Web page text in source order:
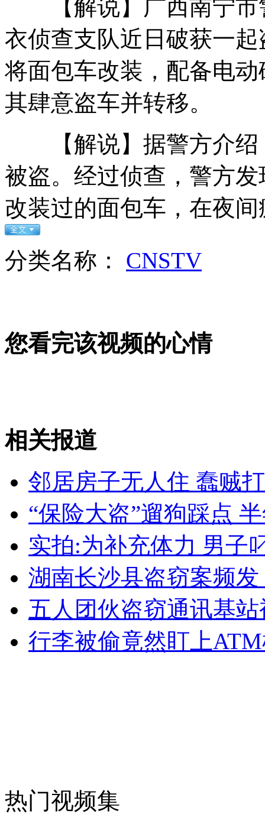
监拍云南彝良地震四川商场震感强烈
云贵交界5.7级地震已致43人遇难
王在希：望两岸携手捍卫钓鱼岛主权
山西运城恶犬咬伤多人 警民合力深夜将其击毙
外交部：有关国家言论片面不公正
安徽一实载49人客车翻车
走！跟着总书记去植树
消防员救轻生者 花炮节热闹非凡 减压"枕头大战"
【解说】广西南宁市
衣侦查支队近日破获一
将面包车改装，配备电
其肆意盗车并转移。
【解说】据警方介绍
被盗。经过侦查，警方
改装过的面包车，在夜
分类名称： CNSTV
您看完该视频的心情
相关报道
邻居房子无人住 蠢贼
“保险大盗”遛狗踩点
实拍:为补充体力 男子
湖南长沙县盗窃案频
五人团伙盗窃通讯基站
行李被偷竟然盯上
热门视频集